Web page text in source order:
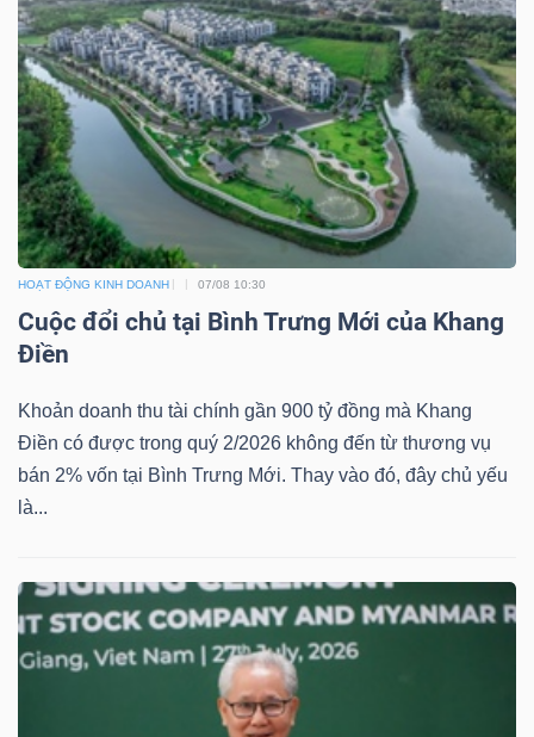
HOẠT ĐỘNG KINH DOANH 07/08 10:30
Cuộc đổi chủ tại Bình Trưng Mới của Khang
Điền
Khoản doanh thu tài chính gần 900 tỷ đồng mà Khang
Điền có được trong quý 2/2026 không đến từ thương vụ
bán 2% vốn tại Bình Trưng Mới. Thay vào đó, đây chủ yếu
là...